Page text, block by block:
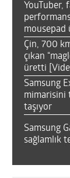
YouTuber,
mousepad
Çin, 700
çıkan
üretti
Samsung
mimarisini
taşıyor
Samsung
sağlamlık